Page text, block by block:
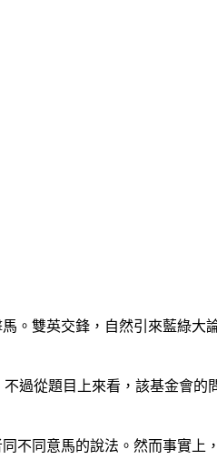
。雙英交鋒，自然引來藍綠大
過從題目上來看，該基金會的
不同意馬的說法。然而事實上